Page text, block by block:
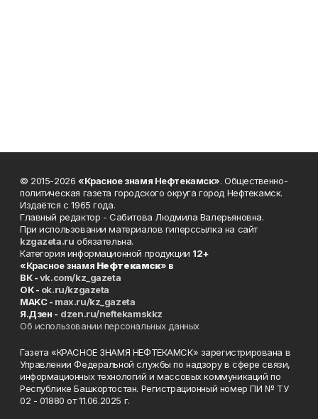
© 2015-2026 «Красное знамя Нефтекамск». Общественно-
политическая газета городского округа город Нефтекамск.
Издаётся с 1965 года.
Главный редактор - Сабитова Людмила Валерьяновна.
При использовании материалов гиперссылка на сайт
kzgazeta.ru обязательна.
Категория информационной продукции 12+
«Красное знамя Нефтекамск» в
ВК -vk.com/kz_gazeta
ОК - ok.ru/kzgazeta
MAKC - max.ru/kz_gazeta
Я.Дзен - dzen.ru/neftekamskkz
Об использовании персональных данных
Газета «КРАСНОЕ ЗНАМЯ НЕФТЕКАМСК» зарегистрирована в
Управлении Федеральной службы по надзору в сфере связи,
информационных технологий и массовых коммуникаций по
Республике Башкортостан. Регистрационный номер ПИ № ТУ
02 - 01880 от 11.06.2025 г.